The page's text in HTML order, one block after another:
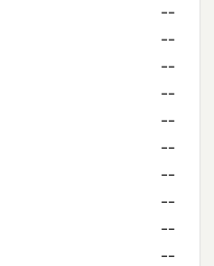
--
--
--
--
--
--
--
--
--
--